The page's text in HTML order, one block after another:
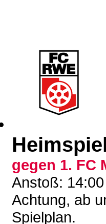
gegen 1. FC
Anstoß:
Achtung, ab
Spielplan.